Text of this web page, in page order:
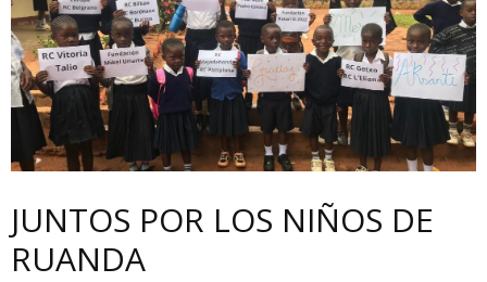
JUNTOS POR LOS NIÑOS DE
RUANDA